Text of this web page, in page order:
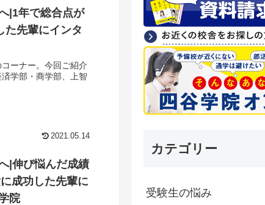
|1年で総合点が
た先輩にインタ
ーナー。今回ご紹介
学部・商学部、上智
2021.05.14
|伸び悩んだ成績
成功した先輩に
院
カテゴリー
受験生の悩み